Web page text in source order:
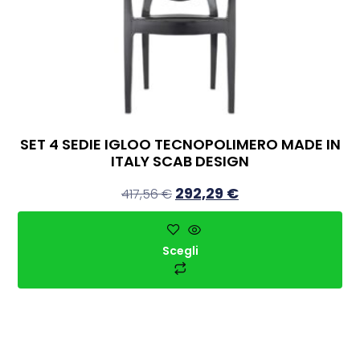
SET 4 SEDIE IGLOO TECNOPOLIMERO MADE IN
ITALY SCAB DESIGN
417,56€ 292,29 €
Scegli